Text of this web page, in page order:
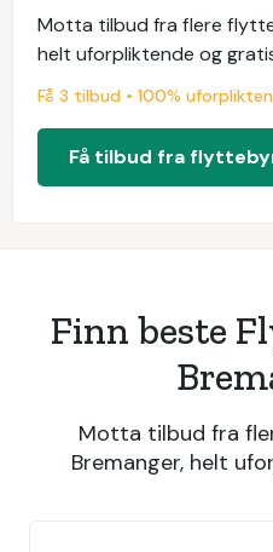
Motta tilbud fra flere
helt uforpliktende og
Få 3 tilbud • 100%
Få tilbud fra
Finn beste
Motta tilbud fra
Bremanger, helt